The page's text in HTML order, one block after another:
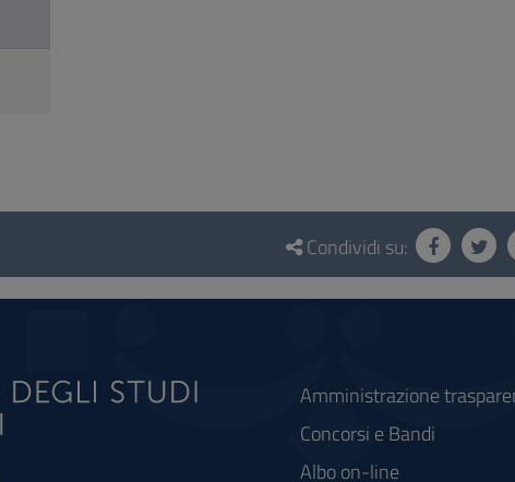
Condividi su:
Amministrazione
Concorsi e Bandi
Albo on-line